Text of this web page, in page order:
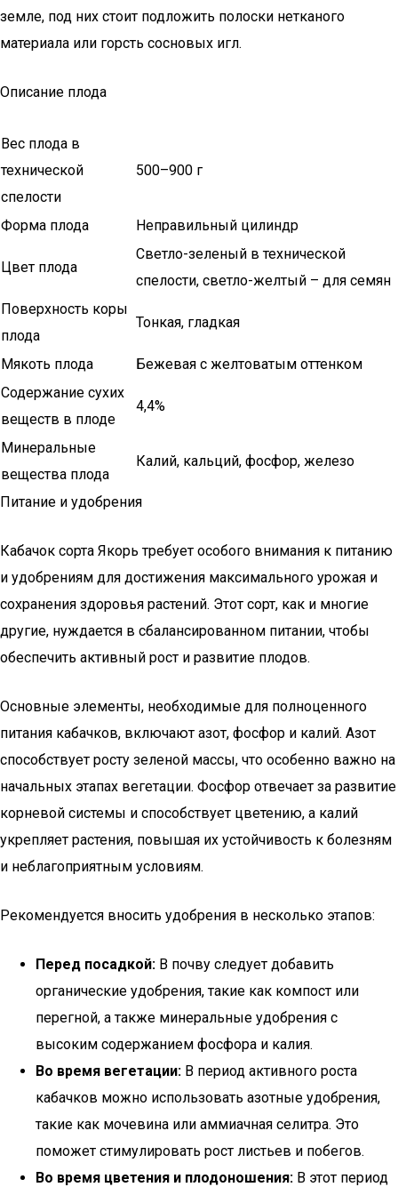
земле, под них стоит подложить полоски нетканого
материала или горсть сосновых игл.
Описание плода
Вес плода в
технической
спелости
500–900 г
Форма плода Неправильный цилиндр
Цвет плода
Светло-зеленый в технической
спелости, светло-желтый – для семян
Поверхность коры
плода
Тонкая, гладкая
Мякоть плода
Бежевая с желтоватым оттенком
Содержание сухих
веществ в плоде
4,4%
Минеральные
вещества плода
Калий, кальций, фосфор, железо
Питание и удобрения
Кабачок сорта Якорь требует особого внимания к питанию
и удобрениям для достижения максимального урожая и
сохранения здоровья растений. Этот сорт, как и многие
другие, нуждается в сбалансированном питании, чтобы
обеспечить активный рост и развитие плодов.
Основные элементы, необходимые для полноценного
питания кабачков, включают азот, фосфор и калий. Азот
способствует росту зеленой массы, что особенно важно на
начальных этапах вегетации. Фосфор отвечает за развитие
корневой системы и способствует цветению, а калий
укрепляет растения, повышая их устойчивость к болезням
и неблагоприятным условиям.
Рекомендуется вносить удобрения в несколько этапов:
Перед посадкой: В почву следует добавить
органические удобрения, такие как компост или
перегной, а также минеральные удобрения с
высоким содержанием фосфора и калия.
Во время вегетации: В период активного роста
кабачков можно использовать азотные удобрения,
такие как мочевина или аммиачная селитра. Это
поможет стимулировать рост листьев и побегов.
Во время цветения и плодоношения: В этот период